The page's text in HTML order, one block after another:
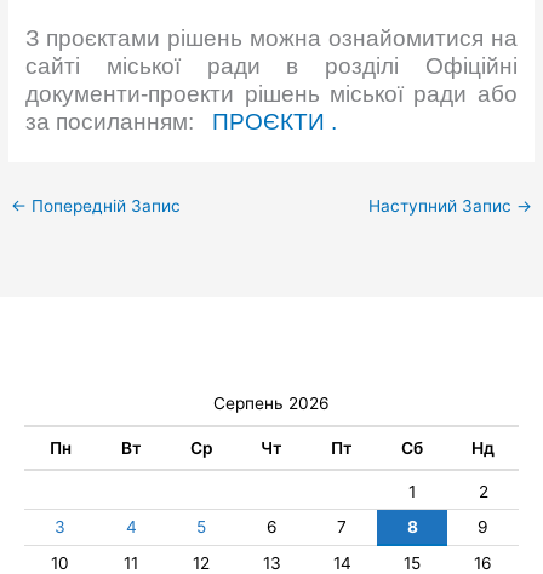
З проєктами рішень можна ознайомитися на
сайті міської ради в розділі Офіційні
документи-проекти рішень міської ради або
за посиланням: ПРОЄКТИ .
← Попередній Запис Наступний Запис →
Серпень 2026
Пн Вт Ср Чт Пт Сб Нд
1
2
3
4 5 6 7 8
9
10
11 12 13 14 15
16